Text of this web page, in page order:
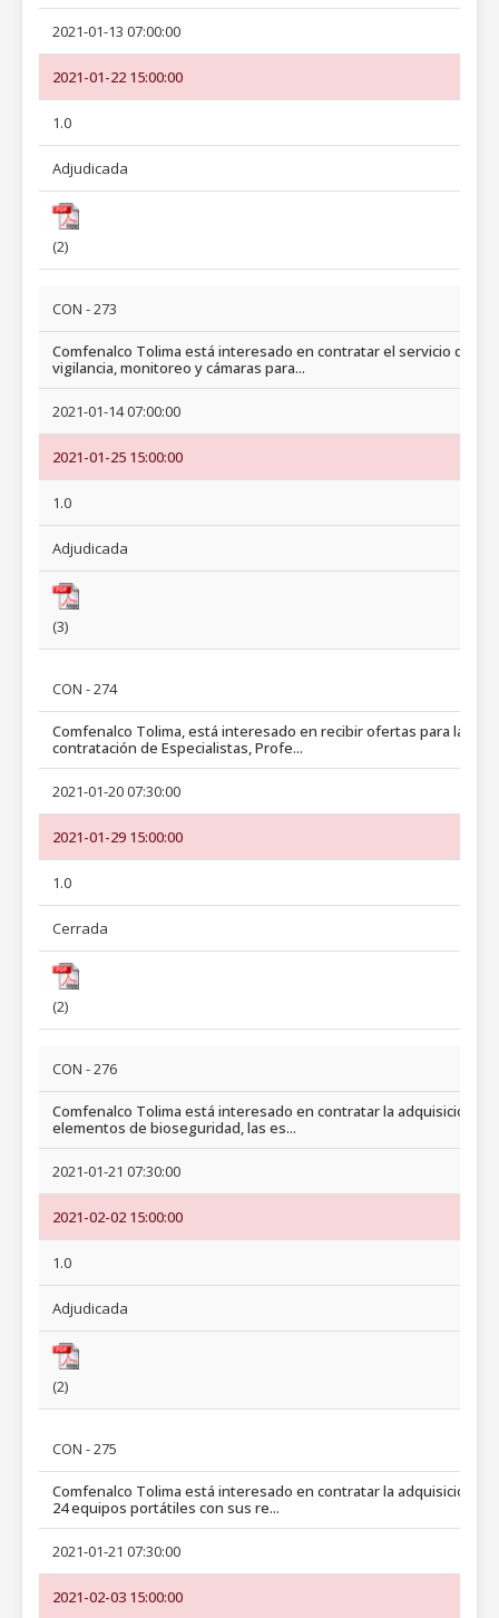
2021-01-13 07:00:00
2021-01-22 15:00:00
1.0
Adjudicada
(2)
CON - 273
Comfenalco Tolima está interesado en contratar el servicio de
vigilancia, monitoreo y cámaras para...
2021-01-14 07:00:00
2021-01-25 15:00:00
1.0
Adjudicada
(3)
CON - 274
Comfenalco Tolima, está interesado en recibir ofertas para la
contratación de Especialistas, Profe...
2021-01-20 07:30:00
2021-01-29 15:00:00
1.0
Cerrada
(2)
CON - 276
Comfenalco Tolima está interesado en contratar la adquisición de
elementos de bioseguridad, las es...
2021-01-21 07:30:00
2021-02-02 15:00:00
1.0
Adjudicada
(2)
CON - 275
Comfenalco Tolima está interesado en contratar la adquisición de
24 equipos portátiles con sus re...
2021-01-21 07:30:00
2021-02-03 15:00:00